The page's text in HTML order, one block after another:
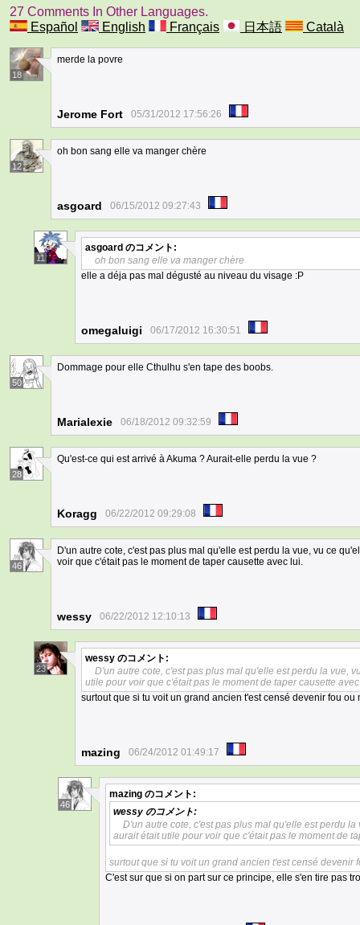
27 Comments In Other Languages.
Español
English Français 日本語 Català
18
merde la povre
Jerome Fort 05/31/2012 17:56:26
12
oh bon sang elle va manger chère
asgoard 06/15/2012 09:27:43
11
asgoard のコメント:
oh bon sang elle va manger chère
elle a déja pas mal dégusté au niveau du visage :P
omegaluigi 06/17/2012 16:30:51
50
Dommage pour elle Cthulhu s'en tape des boobs.
Marialexie 06/18/2012 09:32:59
28
Qu'est-ce qui est arrivé à Akuma ? Aurait-elle perdu la vue ?
Koragg 06/22/2012 09:29:08
46
D'un autre cote, c'est pas plus mal qu'elle est perdu la vue, vu ce
voir que c'était pas le moment de taper causette avec lui.
wessy 06/22/2012 12:10:13
23
wessy のコメント:
D'un autre cote, c'est pas plus mal qu'elle est perdu la vue,
utile pour voir que c'était pas le moment de taper causette
surtout que si tu voit un grand ancien t'est censé devenir fou
mazing 06/24/2012 01:49:17
46
mazing のコメント:
wessy のコメント:
D'un autre cote, c'est pas plus mal qu'elle est perdu
aurait était utile pour voir que c'était pas le moment de
surtout que si tu voit un grand ancien t'est censé devenir
C'est sur que si on part sur ce principe, elle s'en tire pas